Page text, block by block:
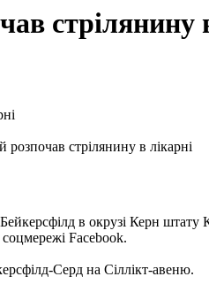
стрілянину
розпочав стрілянину в лікарні
в окрузі Керн штату
соцмережі Facebook.
Серд на Сіллікт-авеню.